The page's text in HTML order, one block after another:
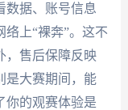
数据、账号信息
上“裸奔”。这不
，售后保障反映
是大赛期间，能
你的观赛体验是